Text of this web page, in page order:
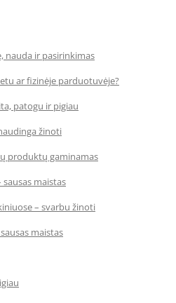
nauda ir pasirinkimas
ar fizinėje parduotuvėje?
patogu ir pigiau
žinoti
produktų gaminamas
sausas maistas
– svarbu žinoti
maistas